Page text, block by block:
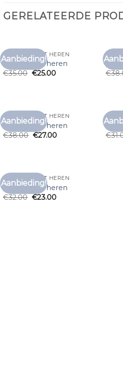
GERELATEERDE
Aanbieding!
Toevoegen
PAARS T SHIRT HEREN
paars t shirt heren
€35.00 €25.00
€
Aanbieding!
Toevoegen
PAARS T SHIRT HEREN
paars t shirt heren
€38.00 €27.00
€
Aanbieding!
Toevoegen
PAARS T SHIRT HEREN
paars t shirt heren
€32.00 €23.00